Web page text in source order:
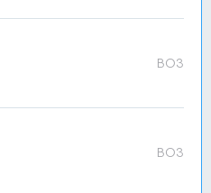
BO3
BO3